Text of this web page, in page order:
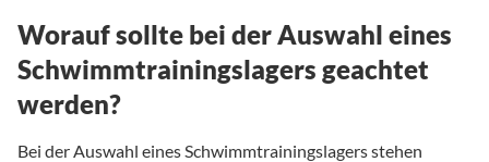
Worauf sollte bei der Auswahl eines
Schwimmtrainingslagers geachtet
werden?
Bei der Auswahl eines Schwimmtrainingslagers stehen